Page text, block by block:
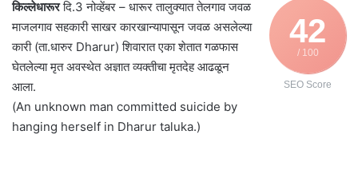
42
/ 100
SEO Score
किल्लेधारूरदि.3 नोव्हेंबर – धारूर तालुक्यात तेलगाव जवळ
माजलगाव सहकारी साखर कारखान्यापासून जवळ असलेल्या
कारी (ता.धारुर Dharur) शिवारात एका शेतात गळफास
घेतलेल्या मृत अवस्थेत अज्ञात व्यक्तीचा मृतदेह आढळून
आला.
(An unknown man committed suicide by
hanging herself in Dharur taluka.)